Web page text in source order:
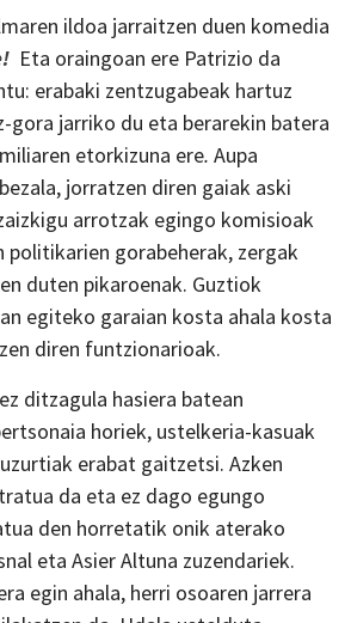
ildoa jarraitzen duen komedia
Eta oraingoan ere Patrizio da
erabaki zentzugabeak hartuz
gora jarriko du eta berarekin batera
etorkizuna ere. Aupa
jorratzen diren gaiak aski
arrotzak egingo komisioak
gorabeherak, zergak
duten pikaroenak. Guztiok
egiteko garaian kosta ahala kosta
diren funtzionarioak.
ditzagula hasiera batean
horiek, ustelkeria-kasuak
erabat gaitzetsi. Azken
da eta ez dago egungo
den horretatik onik aterako
eta Asier Altuna zuzendariek.
egin ahala, herri osoaren jarrera